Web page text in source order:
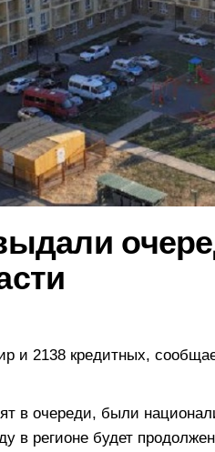
и 2138 кредитных,
в очереди, были
в регионе будет